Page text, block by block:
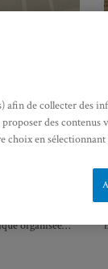
:
de doctorat
: la
organisée…
afin de collecter des
des contenus
en sélectionnant